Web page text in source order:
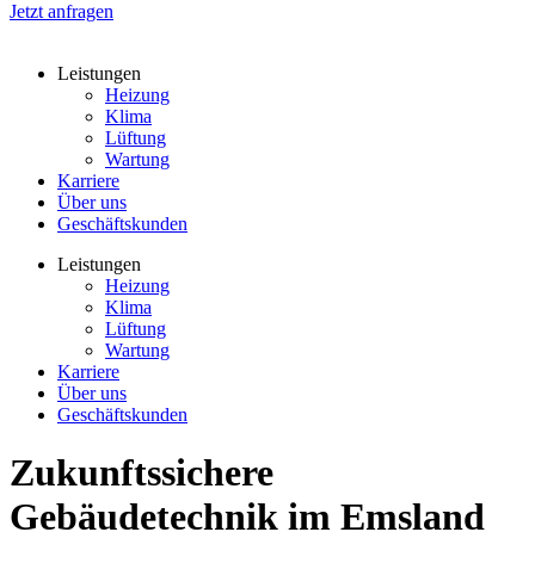
Jetzt anfragen
Leistungen
Heizung
Klima
Lüftung
Wartung
Karriere
Über uns
Geschäftskunden
Leistungen
Heizung
Klima
Lüftung
Wartung
Karriere
Über uns
Geschäftskunden
Zukunftssichere
Gebäudetechnik im Emsland